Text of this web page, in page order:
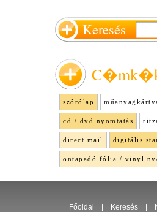
Keresés
szórólap
cd / dvd nyomtatás
direct mail digitális
öntapadó fólia / vinyl
Főoldal Keresés